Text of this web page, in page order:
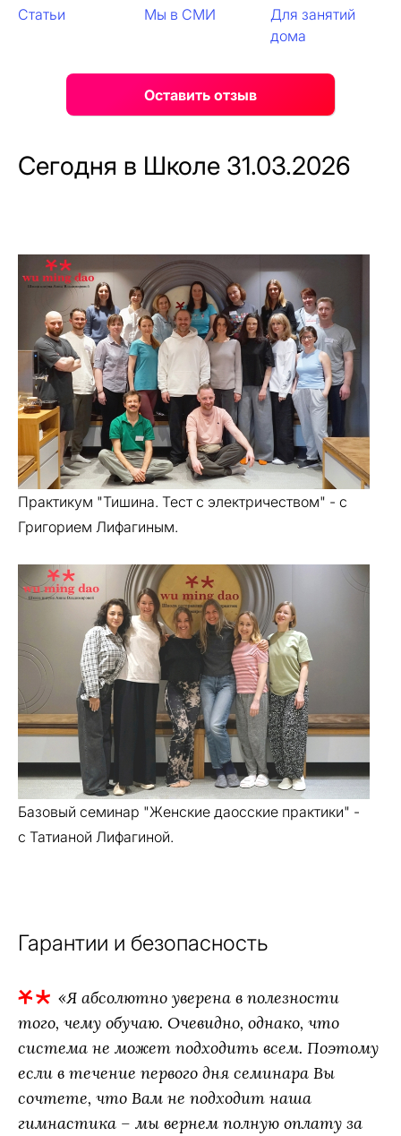
Статьи
Мы в СМИ
Для занятий
дома
Оставить отзыв
Сегодня в Школе 31.03.2026
Практикум "Тишина. Тест с электричеством" - с
Григорием Лифагиным.
Базовый семинар "Женские даосские практики" -
с Татианой Лифагиной.
Гарантии и безопасность
«Я абсолютно уверена в полезности
того, чему обучаю. Очевидно, однако, что
система не может подходить всем. Поэтому
если в течение первого дня семинара Вы
сочтете, что Вам не подходит наша
гимнастика – мы вернем полную оплату за